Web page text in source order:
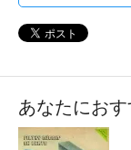
あなたにお